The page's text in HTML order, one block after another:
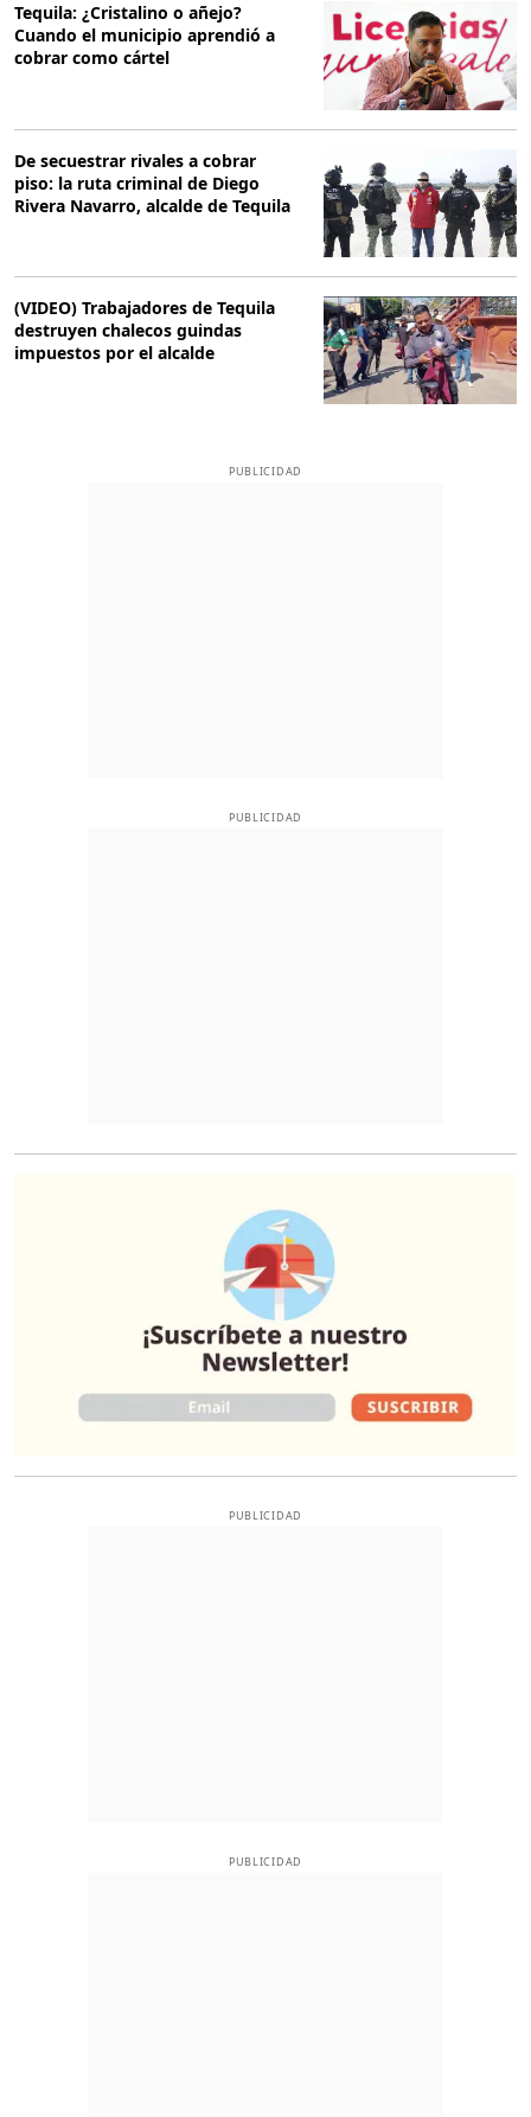
Tequila: ¿Cristalino o añejo?
Cuando el municipio aprendió a
cobrar como cártel
De secuestrar rivales a cobrar
piso: la ruta criminal de Diego
Rivera Navarro, alcalde de Tequila
(VIDEO) Trabajadores de Tequila
destruyen chalecos guindas
impuestos por el alcalde
PUBLICIDAD
PUBLICIDAD
PUBLICIDAD
PUBLICIDAD